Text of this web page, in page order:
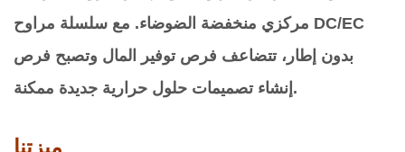
مركزي منخفضة الضوضاء. مع سلسلة مراوح DC/EC
بدون إطار، تتضاعف فرص توفير المال وتصبح فرص
إنشاء تصميمات حلول حرارية جديدة ممكنة.
ميزتنا